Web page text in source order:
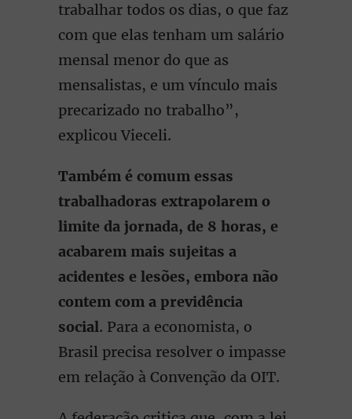
trabalhar todos os dias, o que faz
com que elas tenham um salário
mensal menor do que as
mensalistas, e um vínculo mais
precarizado no trabalho”,
explicou Vieceli.
Também é comum essas
trabalhadoras extrapolarem o
limite da jornada, de 8 horas, e
acabarem mais sujeitas a
acidentes e lesões, embora não
contem com a previdência
social. Para a economista, o
Brasil precisa resolver o impasse
em relação à Convenção da OIT.